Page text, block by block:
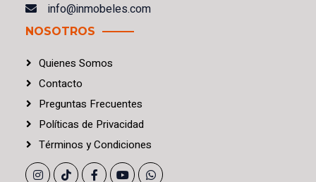
info@inmobeles.com
NOSOTROS
Quienes Somos
Contacto
Preguntas Frecuentes
Políticas de Privacidad
Términos yCondiciones